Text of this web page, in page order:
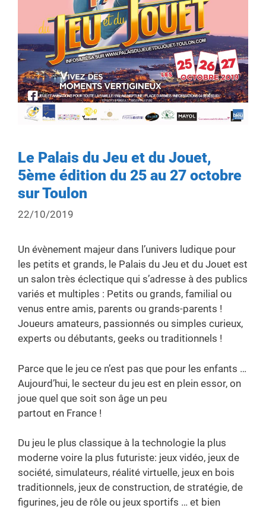
Le Palais du Jeu et du Jouet,
5ème édition du 25 au 27 octobre
sur Toulon
22/10/2019
Un évènement majeur dans l’univers ludique pour
les petits et grands, le Palais du Jeu et du Jouet est
un salon très éclectique qui s’adresse à des publics
variés et multiples : Petits ou grands, familial ou
venus entre amis, parents ou grands-parents !
Joueurs amateurs, passionnés ou simples curieux,
experts ou débutants, geeks ou traditionnels !
Parce que le jeu ce n’est pas que pour les enfants …
Aujourd’hui, le secteur du jeu est en plein essor, on
joue quel que soit son âge un peu
partout en France !
Du jeu le plus classique à la technologie la plus
moderne voire la plus futuriste: jeux vidéo, jeux de
société, simulateurs, réalité virtuelle, jeux en bois
traditionnels, jeux de construction, de stratégie, de
figurines, jeu de rôle ou jeux sportifs … et bien